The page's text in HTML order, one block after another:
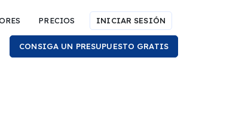
PRECIOS INICIAR SESIÓN
CONSIGA UN PRESUPUESTO GRATIS